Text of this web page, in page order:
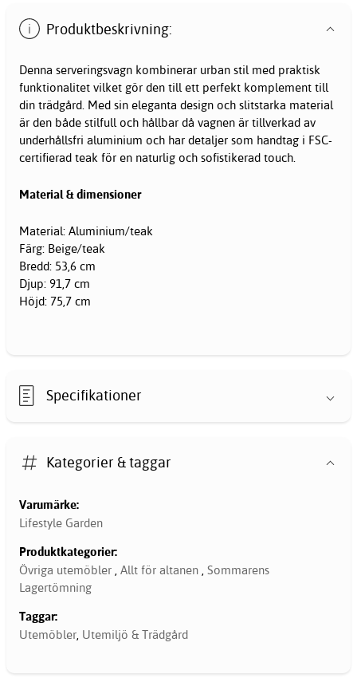
Produktbeskrivning:
Denna serveringsvagn kombinerar urban stil med praktisk
funktionalitet vilket gör den till ett perfekt komplement till
din trädgård. Med sin eleganta design och slitstarka material
är den både stilfull och hållbar då vagnen är tillverkad av
underhållsfri aluminium och har detaljer som handtag i FSC-
certifierad teak för en naturlig och sofistikerad touch.
Material & dimensioner
Material: Aluminium/teak
Färg: Beige/teak
Bredd: 53,6 cm
Djup: 91,7 cm
Höjd: 75,7 cm
Specifikationer
Kategorier & taggar
Varumärke:
Lifestyle Garden
Produktkategorier:
Övriga utemöbler , Allt för altanen , Sommarens
Lagertömning
Taggar:
Utemöbler, Utemiljö & Trädgård